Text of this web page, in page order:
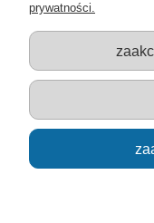
Sklep z
edukacyjne :: Zestawy
:: Zabawkownia ::
prywatności.